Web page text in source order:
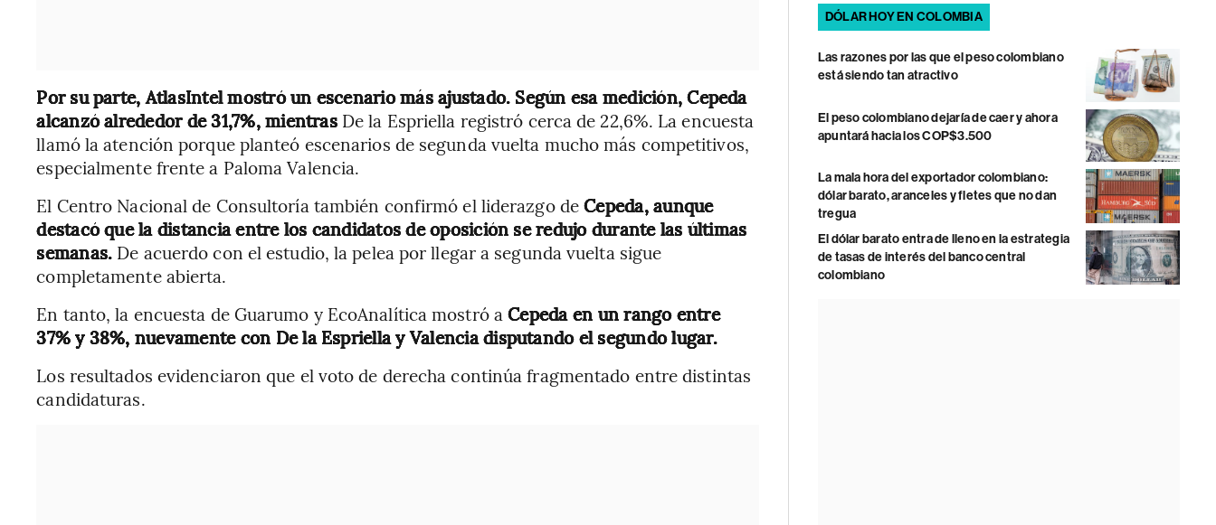
Por su parte, AtlasIntel mostró un escenario más ajustado. Según esa medición, Cepeda
alcanzó alrededor de 31,7%, mientrasDe la Espriella registró cerca de 22,6%. La encuesta
llamó la atención porque planteó escenarios de segunda vuelta mucho más competitivos,
especialmente frente a Paloma Valencia.
El Centro Nacional de Consultoría también confirmó el liderazgo deCepeda, aunque
destacó que la distancia entre los candidatos de oposición se redujo durante las últimas
semanas. De acuerdo con el estudio, la pelea por llegar a segunda vuelta sigue
completamente abierta.
En tanto, la encuesta de Guarumo y EcoAnalítica mostró a Cepeda en un rango entre
37% y 38%, nuevamente con De la Espriella y Valencia disputando el segundo lugar.
Los resultados evidenciaron que el voto de derecha continúa fragmentado entre distintas
candidaturas.
DÓLAR HOY EN COLOMBIA
Las razones por las que el peso colombiano
está siendo tan atractivo
El peso colombiano dejaría de caer y ahora
apuntará hacia los COP$3.500
La mala hora del exportador colombiano:
dólar barato, aranceles y fletes que no dan
tregua
El dólar barato entra de lleno en la estrategia
de tasas de interés del banco central
colombiano